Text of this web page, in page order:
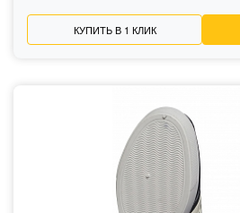
КУПИТЬ В 1 КЛИК